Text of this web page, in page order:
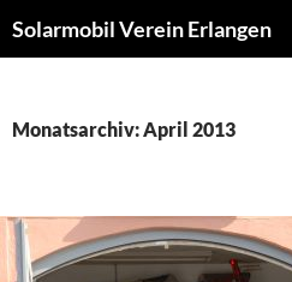
Inhalt
Solarmobil Verein Erlangen
Monatsarchiv: April 2013